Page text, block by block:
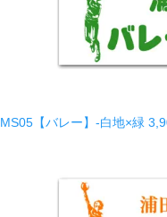
MS05【バレー】-白地×緑